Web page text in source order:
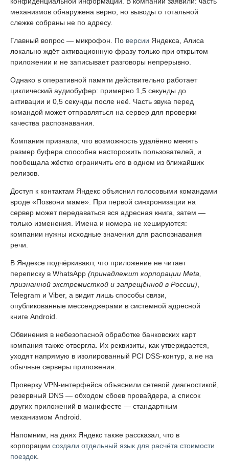
механизмов обнаружена верно, но выводы о тотальной
слежке собраны не по адресу.
Главный вопрос — микрофон. По версии Яндекса, Алиса
локально ждёт активационную фразу только при открытом
приложении и не записывает разговоры непрерывно.
Однако в оперативной памяти действительно работает
циклический аудиобуфер: примерно 1,5 секунды до
активации и 0,5 секунды после неё. Часть звука перед
командой может отправляться на сервер для проверки
качества распознавания.
Компания признала, что возможность удалённо менять
размер буфера способна насторожить пользователей, и
пообещала жёстко ограничить его в одном из ближайших
релизов.
Доступ к контактам Яндекс объяснил голосовыми командами
вроде «Позвони маме». При первой синхронизации на
сервер может передаваться вся адресная книга, затем —
только изменения. Имена и номера не хешируются:
компании нужны исходные значения для распознавания
речи.
В Яндексе подчёркивают, что приложение не читает
переписку в WhatsApp (принадлежит корпорации Meta,
признанной экстремисткой и запрещённой в России)
Telegram и Viber, а видит лишь способы связи,
опубликованные мессенджерами в системной адресной
книге Android.
Обвинения в небезопасной обработке банковских карт
компания также отвергла. Их реквизиты, как утверждается,
уходят напрямую в изолированный PCI DSS-контур, а не на
обычные серверы приложения.
Проверку VPN-интерфейса объяснили сетевой диагностикой,
резервный DNS — обходом сбоев провайдера, а список
других приложений в манифесте — стандартным
механизмом Android.
Напомним, на днях Яндекс также рассказал, что в
корпорации создали отдельный язык для расчёта стоимости
поездок